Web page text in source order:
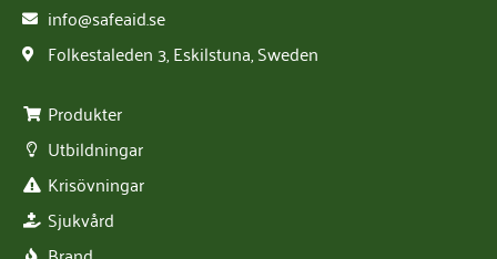
info@safeaid.se
Folkestaleden 3, Eskilstuna, Sweden
Produkter
Utbildningar
Krisövningar
Sjukvård